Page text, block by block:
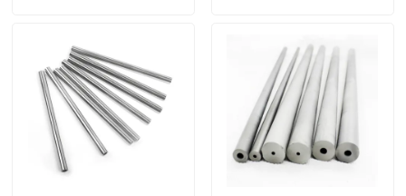
Excursão da fábrica
Controle da qualidade
Contacte-nos